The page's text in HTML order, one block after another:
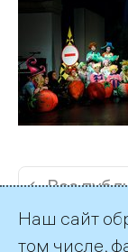
← Все
Наш сайт
том числе,